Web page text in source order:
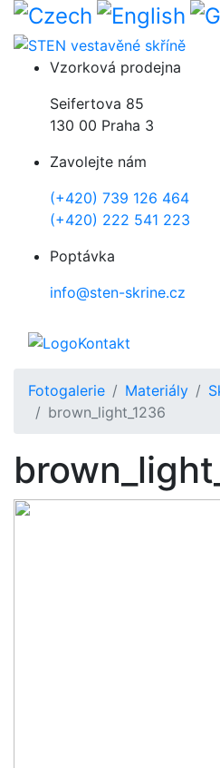
Přejít k hlavnímu obsahu
Vzorková prodejna
Seifertova 85
130 00 Praha 3
Zavolejte nám
(+420) 739 126 464
(+420) 222 541 223
Poptávka
info@sten-skrine.cz
Kontakt
Fotogalerie Materiály
brown_light_1236